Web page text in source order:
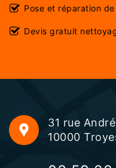
Pose et réparation
Devis gratuit
31 rue
10000